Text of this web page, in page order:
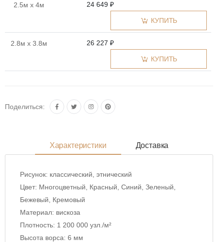
2.5м x 4м 24 649 ₽
КУПИТЬ
2.8м x 3.8м 26 227 ₽
КУПИТЬ
Поделиться:
Характеристики Доставка
Рисунок: классический, этнический
Цвет: Многоцветный, Красный, Синий, Зеленый,
Бежевый, Кремовый
Материал: вискоза
Плотность: 1 200 000 узл./м²
Высота ворса: 6 мм